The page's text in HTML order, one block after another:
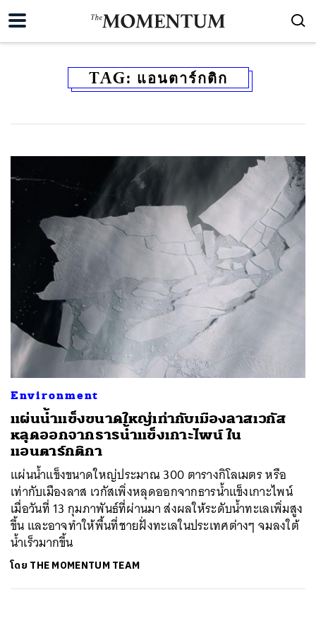
TAG: แอนตาร์กติก
Environment
แผ่นน้ำแข็งขนาดใหญ่เท่ากับเมืองลาสเวกัส
หลุดออกจากธารน้ำแข็งเกาะไพน์ ใน
แอนตาร์กติกา
แผ่นน้ำแข็งขนาดใหญ่ประมาณ 300 ตารางกิโลเมตร หรือ
เท่ากับเมืองลาส เวกัสเพิ่งหลุดออกจากธารน้ำแข็งเกาะไพน์
เมื่อวันที่ 13 กุมภาพันธ์ที่ผ่านมา ส่งผลให้ระดับน้ำทะเลเพิ่มสูง
ขึ้น และอาจทำให้พื้นที่ชายฝั่งทะเลในประเทศต่างๆ จมลงใต้
น้ำเร็วมากขึ้น
โดย THE MOMENTUM TEAM
SHARE